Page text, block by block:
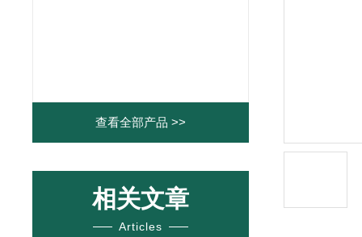
查看全部产品 >>
相关文章
Articles